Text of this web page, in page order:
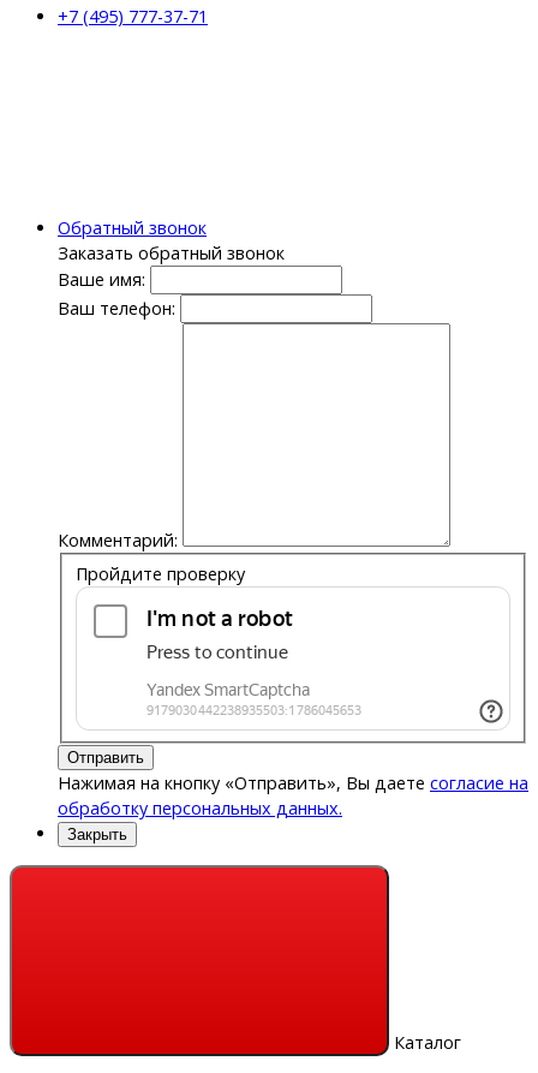
+7 (495) 777-37-71
Обратный звонок
Заказать обратный звонок
Ваше имя:
Ваш телефон:
Комментарий:
Пройдите проверку
Отправить
Нажимая на кнопку «Отправить», Вы даете согласие на
обработку персональных данных.
Закрыть
Каталог